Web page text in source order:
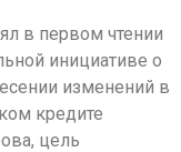
в первом чтении
инициативе о
изменений в
кредите
цель